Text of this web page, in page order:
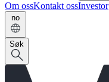
Om ossKontakt ossInvestor
no
Søk